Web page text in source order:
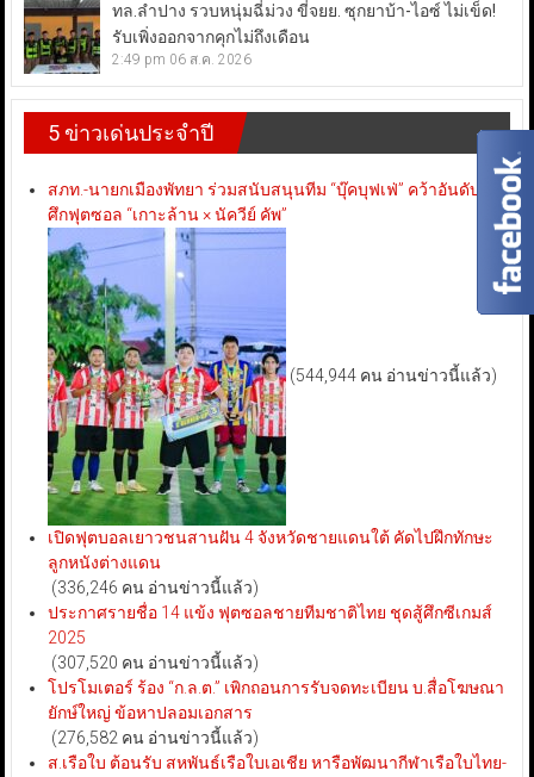
ทล.ลำปาง รวบหนุ่มฉี่ม่วง ขี่จยย. ซุกยาบ้า-ไอซ์ ไม่เข็ด!
รับเพิ่งออกจากคุกไม่ถึงเดือน
2:49 pm 06 ส.ค. 2026
5 ข่าวเด่นประจำปี
สภท.-นายกเมืองพัทยา ร่วมสนับสนุนทีม “บุ๊คบุฟเฟ่” คว้าอันดับ 3
ศึกฟุตซอล “เกาะล้าน × นัควีย์ คัพ”
(544,944 คน อ่านข่าวนี้แล้ว)
เปิดฟุตบอลเยาวชนสานฝัน 4 จังหวัดชายแดนใต้ คัดไปฝึกทักษะ
ลูกหนังต่างแดน
(336,246 คน อ่านข่าวนี้แล้ว)
ประกาศรายชื่อ 14 แข้ง ฟุตซอลชายทีมชาติไทย ชุดสู้ศึกซีเกมส์
2025
(307,520 คน อ่านข่าวนี้แล้ว)
โปรโมเตอร์ ร้อง “ก.ล.ต.” เพิกถอนการรับจดทะเบียน บ.สื่อโฆษณา
ยักษ์ใหญ่ ข้อหาปลอมเอกสาร
(276,582 คน อ่านข่าวนี้แล้ว)
ส.เรือใบ ต้อนรับ สหพันธ์เรือใบเอเชีย หารือพัฒนากีฬาเรือใบไทย-